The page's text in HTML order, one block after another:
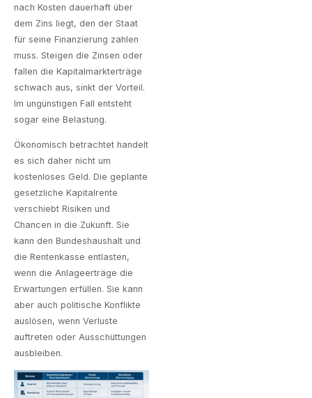
nach Kosten dauerhaft über
dem Zins liegt, den der Staat
für seine Finanzierung zahlen
muss. Steigen die Zinsen oder
fallen die Kapitalmarkterträge
schwach aus, sinkt der Vorteil.
Im ungünstigen Fall entsteht
sogar eine Belastung.
Ökonomisch betrachtet handelt
es sich daher nicht um
kostenloses Geld. Die geplante
gesetzliche Kapitalrente
verschiebt Risiken und
Chancen in die Zukunft. Sie
kann den Bundeshaushalt und
die Rentenkasse entlasten,
wenn die Anlageerträge die
Erwartungen erfüllen. Sie kann
aber auch politische Konflikte
auslösen, wenn Verluste
auftreten oder Ausschüttungen
ausbleiben.